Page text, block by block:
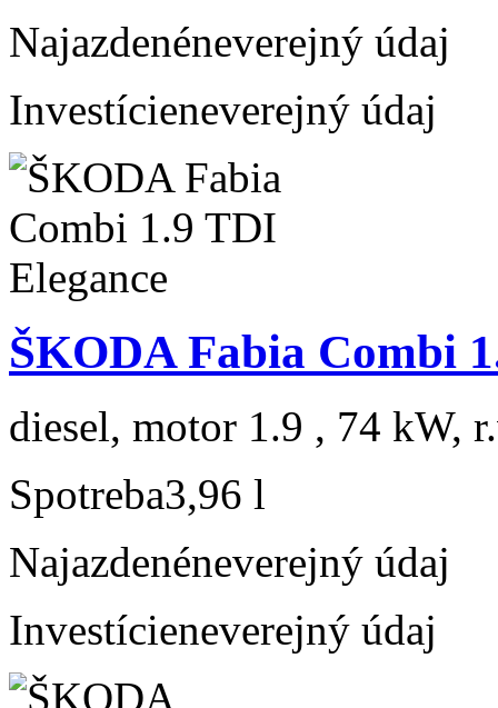
Najazdenéneverejný údaj
Investícieneverejný údaj
ŠKODA Fabia Combi
diesel, motor 1.9 , 74 kW,
Spotreba3,96 l
Najazdenéneverejný údaj
Investícieneverejný údaj